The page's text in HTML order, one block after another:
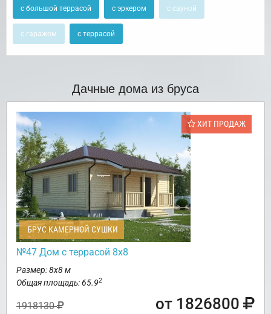
с большой террасой с эркером с сауной
с гаражом с террасой
Дачные дома из бруса
ХИТ ПРОДАЖ
БРУС КАМЕРНОЙ СУШКИ
№47 Дом с террасой 8х8
Размер: 8х8 м
Общая площадь: 65.92
1918130 от 1826800